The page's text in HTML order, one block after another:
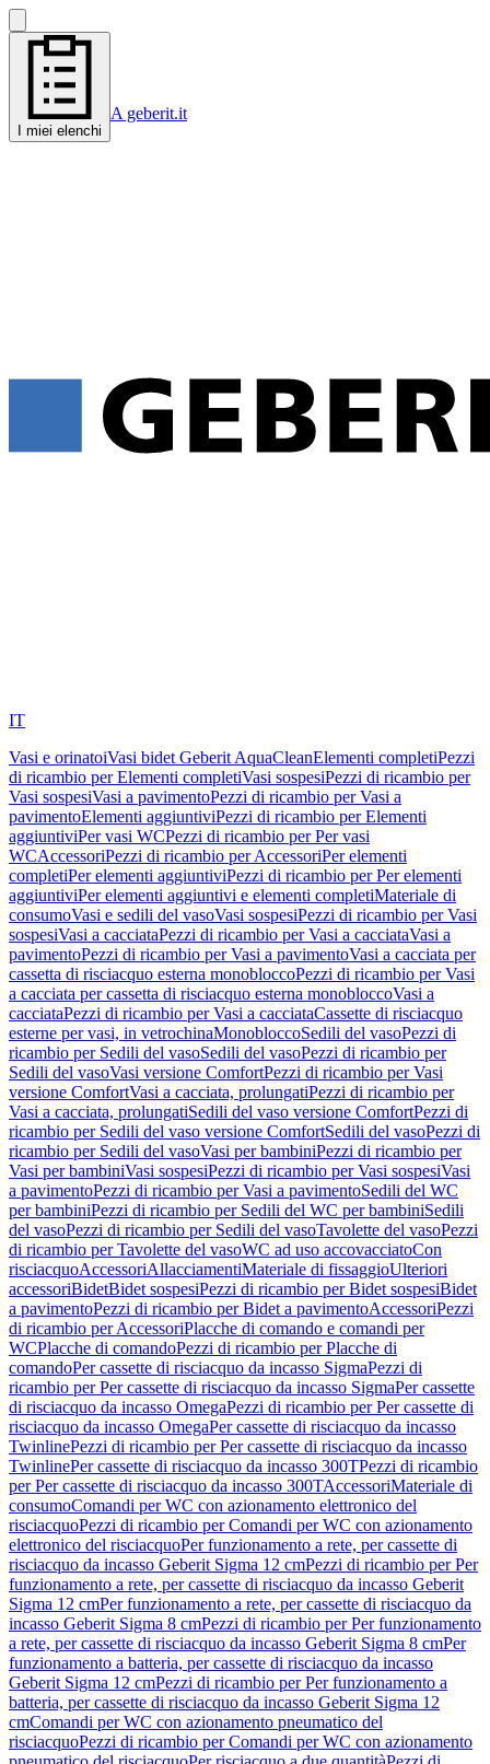
I miei elenchi
A geberit.it
IT
Vasi e orinatoiVasi bidet Geberit AquaCleanElementi completiPezzi
di ricambio per Elementi completiVasi sospesiPezzi di ricambio per
Vasi sospesiVasi a pavimentoPezzi di ricambio per Vasi a
pavimentoElementi aggiuntiviPezzi di ricambio per Elementi
aggiuntiviPer vasi WCPezzi di ricambio per Per vasi
WCAccessoriPezzi di ricambio per AccessoriPer elementi
completiPer elementi aggiuntiviPezzi di ricambio per Per elementi
aggiuntiviPer elementi aggiuntivi e elementi completiMateriale di
consumoVasi e sedili del vasoVasi sospesiPezzi di ricambio per Vasi
sospesiVasi a cacciataPezzi di ricambio per Vasi a cacciataVasi a
pavimentoPezzi di ricambio per Vasi a pavimentoVasi a cacciata per
cassetta di risciacquo esterna monobloccoPezzi di ricambio per Vasi
a cacciata per cassetta di risciacquo esterna monobloccoVasi a
cacciataPezzi di ricambio per Vasi a cacciataCassette di risciacquo
esterne per vasi, in vetrochinaMonobloccoSedili del vasoPezzi di
ricambio per Sedili del vasoSedili del vasoPezzi di ricambio per
Sedili del vasoVasi versione ComfortPezzi di ricambio per Vasi
versione ComfortVasi a cacciata, prolungatiPezzi di ricambio per
Vasi a cacciata, prolungatiSedili del vaso versione ComfortPezzi di
ricambio per Sedili del vaso versione ComfortSedili del vasoPezzi di
ricambio per Sedili del vasoVasi per bambiniPezzi di ricambio per
Vasi per bambiniVasi sospesiPezzi di ricambio per Vasi sospesiVasi
a pavimentoPezzi di ricambio per Vasi a pavimentoSedili del WC
per bambiniPezzi di ricambio per Sedili del WC per bambiniSedili
del vasoPezzi di ricambio per Sedili del vasoTavolette del vasoPezzi
di ricambio per Tavolette del vasoWC ad uso accovacciatoCon
risciacquoAccessoriAllacciamentiMateriale di fissaggioUlteriori
accessoriBidetBidet sospesiPezzi di ricambio per Bidet sospesiBidet
a pavimentoPezzi di ricambio per Bidet a pavimentoAccessoriPezzi
di ricambio per AccessoriPlacche di comando e comandi per
WCPlacche di comandoPezzi di ricambio per Placche di
comandoPer cassette di risciacquo da incasso SigmaPezzi di
ricambio per Per cassette di risciacquo da incasso SigmaPer cassette
di risciacquo da incasso OmegaPezzi di ricambio per Per cassette di
risciacquo da incasso OmegaPer cassette di risciacquo da incasso
TwinlinePezzi di ricambio per Per cassette di risciacquo da incasso
TwinlinePer cassette di risciacquo da incasso 300TPezzi di ricambio
per Per cassette di risciacquo da incasso 300TAccessoriMateriale di
consumoComandi per WC con azionamento elettronico del
risciacquoPezzi di ricambio per Comandi per WC con azionamento
elettronico del risciacquoPer funzionamento a rete, per cassette di
risciacquo da incasso Geberit Sigma 12 cmPezzi di ricambio per Per
funzionamento a rete, per cassette di risciacquo da incasso Geberit
Sigma 12 cmPer funzionamento a rete, per cassette di risciacquo da
incasso Geberit Sigma 8 cmPezzi di ricambio per Per funzionamento
a rete, per cassette di risciacquo da incasso Geberit Sigma 8 cmPer
funzionamento a batteria, per cassette di risciacquo da incasso
Geberit Sigma 12 cmPezzi di ricambio per Per funzionamento a
batteria, per cassette di risciacquo da incasso Geberit Sigma 12
cmComandi per WC con azionamento pneumatico del
risciacquoPezzi di ricambio per Comandi per WC con azionamento